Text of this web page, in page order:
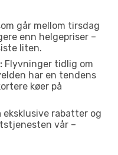
går mellom tirsdag
enn helgepriser –
liten.
Flyvninger tidlig om
har en tendens
køer på
eksklusive rabatter og
vår –